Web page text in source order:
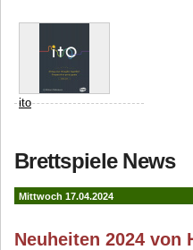
ito
HeidelBÄR Games
Brettspiele News
Mittwoch 17.04.2024
Neuheiten 2024 von